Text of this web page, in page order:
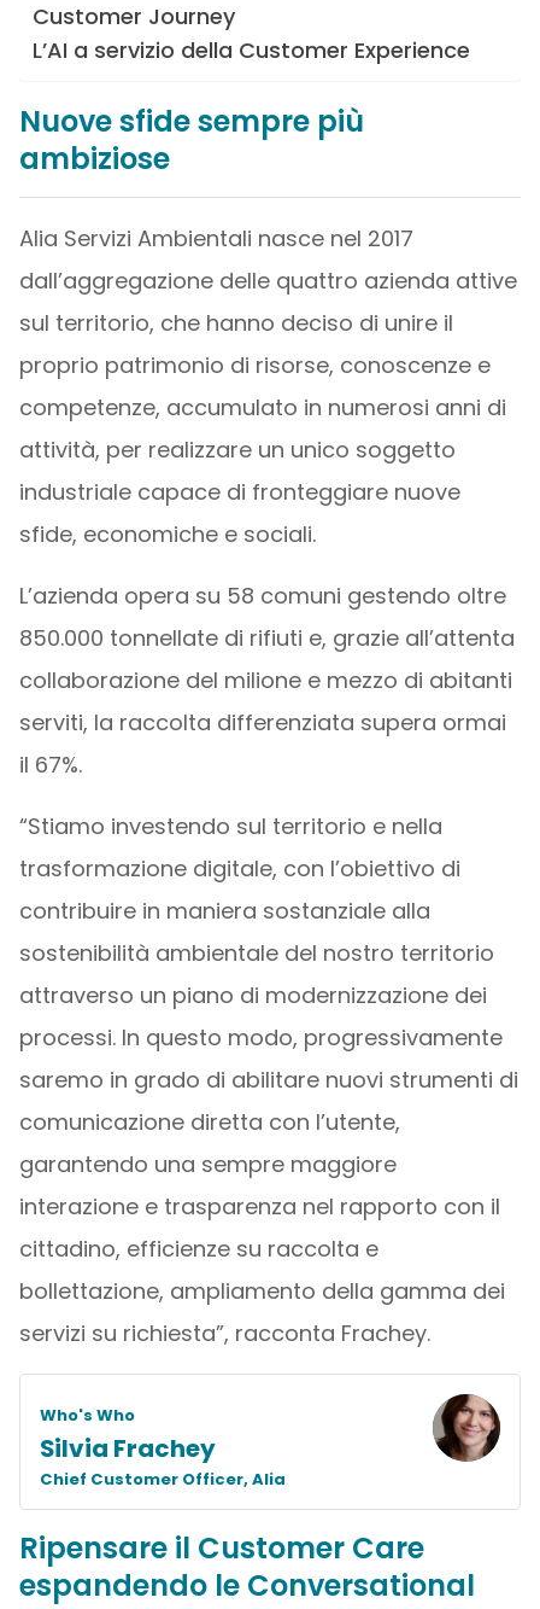
Customer Journey
L’AI a servizio della Customer Experience
Nuove sfide sempre più
ambiziose
Alia Servizi Ambientali nasce nel 2017
dall’aggregazione delle quattro azienda attive
sul territorio, che hanno deciso di unire il
proprio patrimonio di risorse, conoscenze e
competenze, accumulato in numerosi anni di
attività, per realizzare un unico soggetto
industriale capace di fronteggiare nuove
sfide, economiche e sociali.
L’azienda opera su 58 comuni gestendo oltre
850.000 tonnellate di rifiuti e, grazie all’attenta
collaborazione del milione e mezzo di abitanti
serviti, la raccolta differenziata supera ormai
il 67%.
“Stiamo investendo sul territorio e nella
trasformazione digitale, con l’obiettivo di
contribuire in maniera sostanziale alla
sostenibilità ambientale del nostro territorio
attraverso un piano di modernizzazione dei
processi. In questo modo, progressivamente
saremo in grado di abilitare nuovi strumenti di
comunicazione diretta con l’utente,
garantendo una sempre maggiore
interazione e trasparenza nel rapporto con il
cittadino, efficienze su raccolta e
bollettazione, ampliamento della gamma dei
servizi su richiesta”, racconta Frachey.
Who's Who
Silvia Frachey
Chief Customer Officer, Alia
Ripensare il Customer Care
espandendo le Conversational